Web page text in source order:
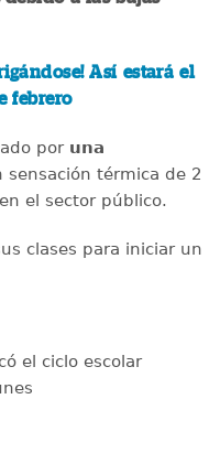
Así estará el
febrero
por una
sensación térmica de 2
el sector público.
clases para iniciar un
el ciclo escolar